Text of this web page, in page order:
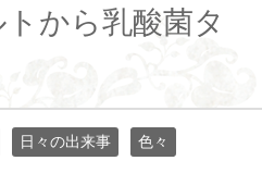
から乳酸菌タ
日々の出来事 色々